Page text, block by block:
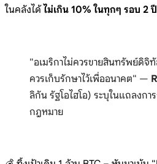
ในคลังได้ไม่เกิน 10% ในทุกๆ รอบ 2 ปี
"อเมริกาไม่ควรขายสินทรัพย์ดิจิทั
ควรเก็บรักษาไว้เพื่ออนาคต" —
ลิกัน รัฐโอไฮโอ) ระบุในแถลงก
กฎหมาย